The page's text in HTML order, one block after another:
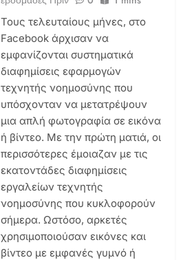
Τους τελευταίους μήνες, στο
Facebook άρχισαν να
εμφανίζονται συστηματικά
διαφημίσεις εφαρμογών
τεχνητής νοημοσύνης που
υπόσχονταν να μετατρέψουν
μια απλή φωτογραφία σε εικόνα
ή βίντεο. Με την πρώτη ματιά, οι
περισσότερες έμοιαζαν με τις
εκατοντάδες διαφημίσεις
εργαλείων τεχνητής
νοημοσύνης που κυκλοφορούν
σήμερα. Ωστόσο, αρκετές
χρησιμοποιούσαν εικόνες και
βίντεο με εμφανές γυμνό ή